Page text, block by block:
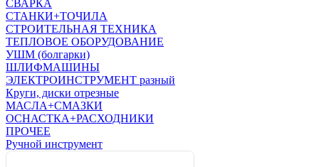
СВАРКА
СТАНКИ+ТОЧИЛА
СТРОИТЕЛЬНАЯ ТЕХНИКА
ТЕПЛОВОЕ ОБОРУДОВАНИЕ
УШМ (болгарки)
ШЛИФМАШИНЫ
ЭЛЕКТРОИНСТРУМЕНТ разный
Круги, диски отрезные
МАСЛА+СМАЗКИ
ОСНАСТКА+РАСХОДНИКИ
ПРОЧЕЕ
Ручной инструмент